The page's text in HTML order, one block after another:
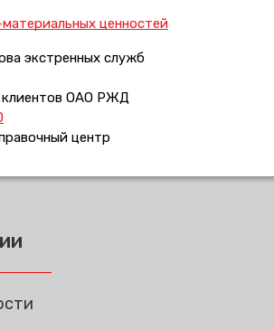
ценностей
экстренных служб
ОАО РЖД
центр